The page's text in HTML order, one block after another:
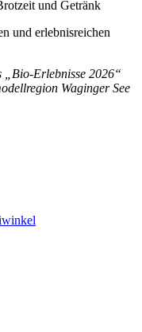
und Getränk
und erlebnisreichen
„Bio-Erlebnisse 2026“
Waginger See